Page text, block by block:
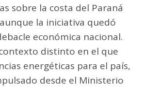
sobre la costa del Paraná
la iniciativa quedó
económica nacional.
distinto en el que
energéticas para el país,
desde el Ministerio